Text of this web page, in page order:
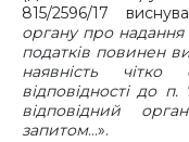
815/2596/17
органу про надання
податків повинен
наявність
відповідності до
відповідний
запитом…».